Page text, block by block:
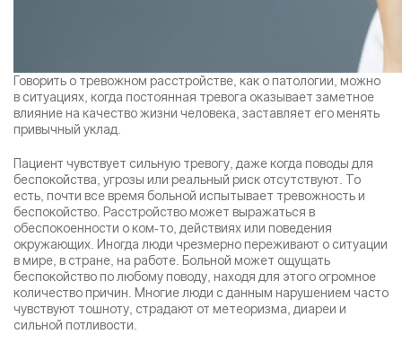
Говорить о тревожном расстройстве, как о патологии, можно
в ситуациях, когда постоянная тревога оказывает заметное
влияние на качество жизни человека, заставляет его менять
привычный уклад.
Пациент чувствует сильную тревогу, даже когда поводы для
беспокойства, угрозы или реальный риск отсутствуют. То
есть, почти все время больной испытывает тревожность и
беспокойство. Расстройство может выражаться в
обеспокоенности о ком-то, действиях или поведения
окружающих. Иногда люди чрезмерно переживают о ситуации
в мире, в стране, на работе. Больной может ощущать
беспокойство по любому поводу, находя для этого огромное
количество причин. Многие люди с данным нарушением часто
чувствуют тошноту, страдают от метеоризма, диареи и
сильной потливости.
Нажимая кнопку я соглашаюсь сполитикой
конфиденциальностиипользовательским соглашением
Вызвать специалиста
Нажимая кнопку я соглашаюсь с
Отправить